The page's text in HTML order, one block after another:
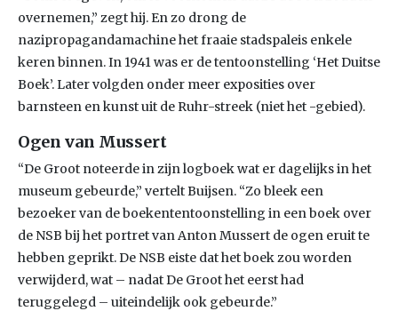
overnemen,” zegt hij. En zo drong de
nazipropagandamachine het fraaie stadspaleis enkele
keren binnen. In 1941 was er de tentoonstelling ‘Het Duitse
Boek’. Later volgden onder meer exposities over
barnsteen en kunst uit de Ruhr-streek (niet het -gebied).
Ogen van Mussert
“De Groot noteerde in zijn logboek wat er dagelijks in het
museum gebeurde,” vertelt Buijsen. “Zo bleek een
bezoeker van de boekententoonstelling in een boek over
de NSB bij het portret van Anton Mussert de ogen eruit te
hebben geprikt. De NSB eiste dat het boek zou worden
verwijderd, wat – nadat De Groot het eerst had
teruggelegd – uiteindelijk ook gebeurde.”